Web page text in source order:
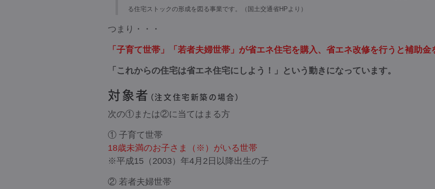
る住宅ストックの形成を図る事業です。（国土交通省HPより）
つまり・・・
「子育て世帯」「若者夫婦世帯」が省エネ住宅を購入、省エネ改修を行うと補助金
「これからの住宅は省エネ住宅にしよう！」という動きになっています。
対象者 （注文住宅新築の場合）
次の①または②に当てはまる方
① 子育て世帯
18歳未満のお子さま（※）がいる世帯
※平成15（2003）年4月2日以降出生の子
② 若者夫婦世帯